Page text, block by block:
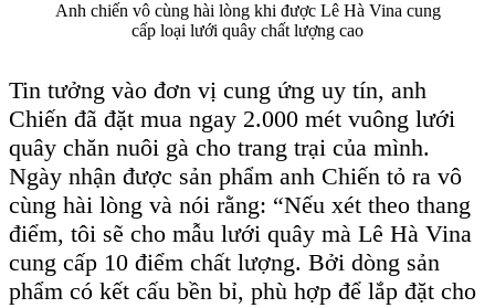
Anh chiến vô cùng hài lòng khi được Lê Hà Vina cung
cấp loại lưới quây chất lượng cao
Tin tưởng vào đơn vị cung ứng uy tín, anh
Chiến đã đặt mua ngay 2.000 mét vuông lưới
quây chăn nuôi gà cho trang trại của mình.
Ngày nhận được sản phẩm anh Chiến tỏ ra vô
cùng hài lòng và nói rằng: “Nếu xét theo thang
điểm, tôi sẽ cho mẫu lưới quây mà Lê Hà Vina
cung cấp 10 điểm chất lượng. Bởi dòng sản
phẩm có kết cấu bền bỉ, phù hợp để lắp đặt cho